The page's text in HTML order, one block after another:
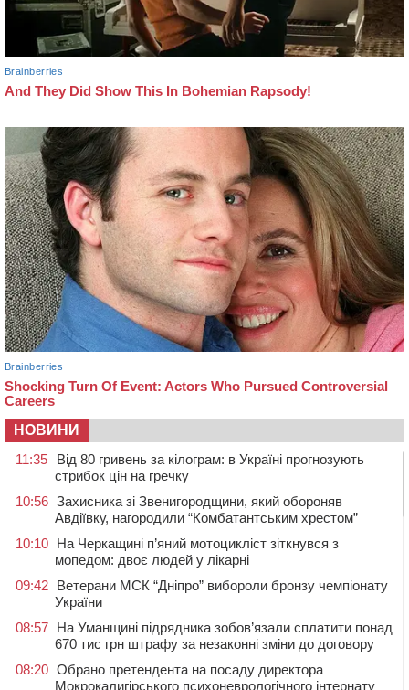
НОВИНИ
11:35
Від 80 гривень за кілограм: в Україні прогнозують
стрибок цін на гречку
10:56 Захисника зі Звенигородщини, який обороняв
Авдіївку, нагородили “Комбатантським хрестом”
10:10 На Черкащині п’яний мотоцикліст зіткнувся з
мопедом: двоє людей у лікарні
09:42 Ветерани МСК “Дніпро” вибороли бронзу чемпіонату
України
08:57 На Уманщині підрядника зобов’язали сплатити понад
670 тис грн штрафу за незаконні зміни до договору
08:20 Обрано претендента на посаду директора
Мокрокалигірського психоневрологічного інтернату